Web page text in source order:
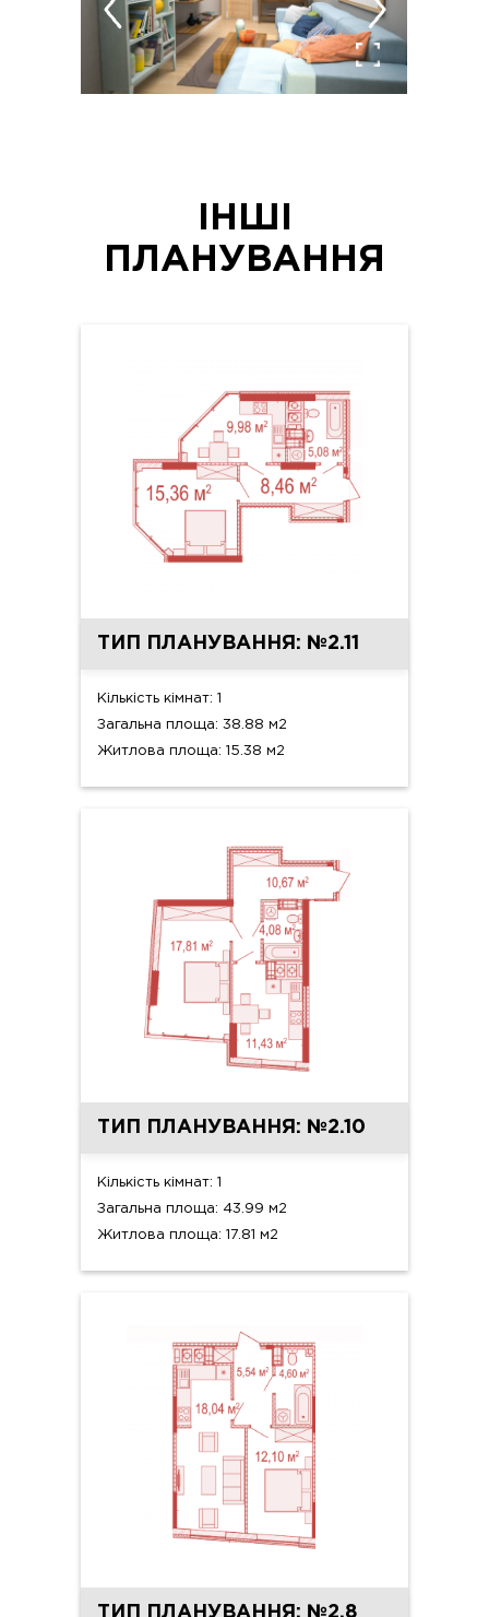
ІНШІ
ПЛАНУВАННЯ
ТИП ПЛАНУВАННЯ: №2.11
Кількість кімнат: 1
Загальна площа: 38.88 м2
Житлова площа: 15.38 м2
ТИП ПЛАНУВАННЯ: №2.10
Кількість кімнат: 1
Загальна площа: 43.99 м2
Житлова площа: 17.81 м2
ТИП ПЛАНУВАННЯ: №2.8